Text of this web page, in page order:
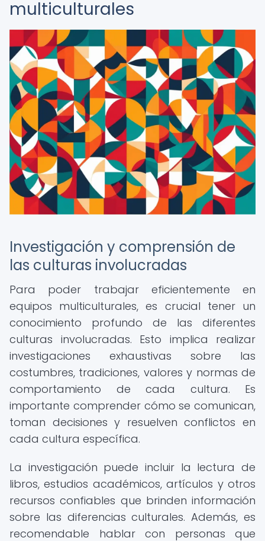
multiculturales
Investigación y comprensión de
las culturas involucradas
Para poder trabajar eficientemente en
equipos multiculturales, es crucial tener un
conocimiento profundo de las diferentes
culturas involucradas. Esto implica realizar
investigaciones exhaustivas sobre las
costumbres, tradiciones, valores y normas de
comportamiento de cada cultura. Es
importante comprender cómo se comunican,
toman decisiones y resuelven conflictos en
cada cultura específica.
La investigación puede incluir la lectura de
libros, estudios académicos, artículos y otros
recursos confiables que brinden información
sobre las diferencias culturales. Además, es
recomendable hablar con personas que